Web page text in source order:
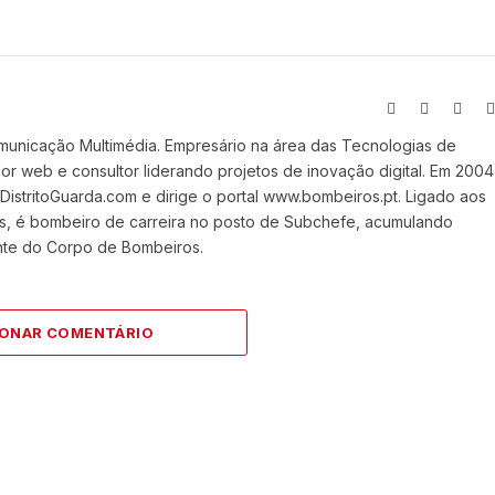
WebsiteFacebook
Multimédia. Empresário na área das Tecnologias de
web e consultor liderando projetos de inovação digital. Em 2004
e dirige o portal www.bombeiros.pt. Ligado aos
é bombeiro de carreira no posto de Subchefe, acumulando
do Corpo de Bombeiros.
COMENTÁRIO